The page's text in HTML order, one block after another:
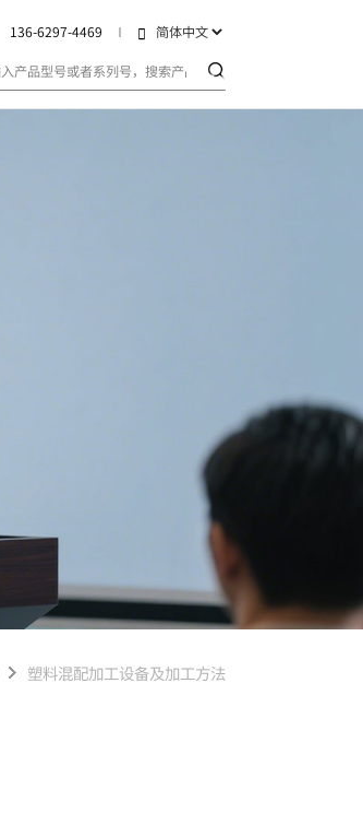
136-6297-4469
塑料混配加工设备及加工方法